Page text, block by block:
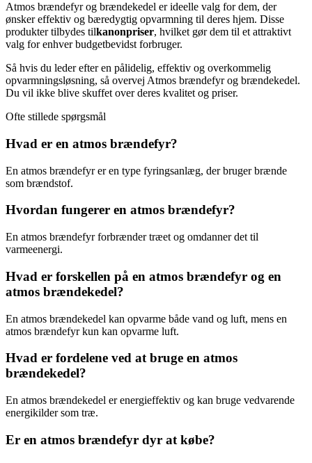
Atmos brændefyr og brændekedel er ideelle valg for dem, der
ønsker effektiv og bæredygtig opvarmning til deres hjem. Disse
produkter tilbydes tilkanonpriser, hvilket gør dem til et attraktivt
valg for enhver budgetbevidst forbruger.
Så hvis du leder efter en pålidelig, effektiv og overkommelig
opvarmningsløsning, så overvej Atmos brændefyr og brændekedel.
Du vil ikke blive skuffet over deres kvalitet og priser.
Ofte stillede spørgsmål
Hvad er en atmos brændefyr?
En atmos brændefyr er en type fyringsanlæg, der bruger brænde
som brændstof.
Hvordan fungerer en atmos brændefyr?
En atmos brændefyr forbrænder træet og omdanner det til
varmeenergi.
Hvad er forskellen på en atmos brændefyr og en
atmos brændekedel?
En atmos brændekedel kan opvarme både vand og luft, mens en
atmos brændefyr kun kan opvarme luft.
Hvad er fordelene ved at bruge en atmos
brændekedel?
En atmos brændekedel er energieffektiv og kan bruge vedvarende
energikilder som træ.
Er en atmos brændefyr dyr at købe?